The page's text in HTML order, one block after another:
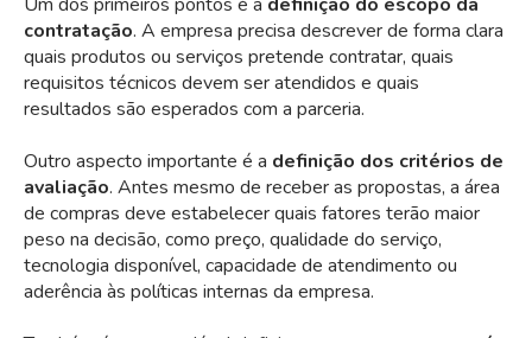
contratação. A empresa precisa descrever de forma clara
quais produtos ou serviços pretende contratar, quais
requisitos técnicos devem ser atendidos e quais
resultados são esperados com a parceria.
Outro aspecto importante é a definição dos critérios de
avaliação. Antes mesmo de receber as propostas, a área
de compras deve estabelecer quais fatores terão maior
peso na decisão, como preço, qualidade do serviço,
tecnologia disponível, capacidade de atendimento ou
aderência às políticas internas da empresa.